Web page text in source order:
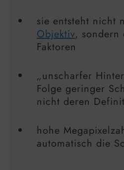
sie entsteht nicht
Objektiv, sondern
Faktoren
„unscharfer
Folge geringer
nicht deren
hohe
automatisch die